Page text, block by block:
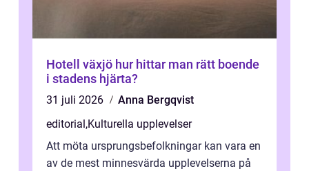
Hotell växjö hur hittar man rätt boende
i stadens hjärta?
31 juli 2026
Anna Bergqvist
editorial,Kulturella upplevelser
Att möta ursprungsbefolkningar kan vara en
av de mest minnesvärda upplevelserna på